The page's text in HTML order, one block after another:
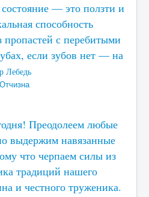
— это ползти и
способность
пропастей с перебитыми
если зубов нет — на
Лебедь
Преодолеем любые
выдержим навязанные
что черпаем силы из
традиций нашего
и честного труженика.